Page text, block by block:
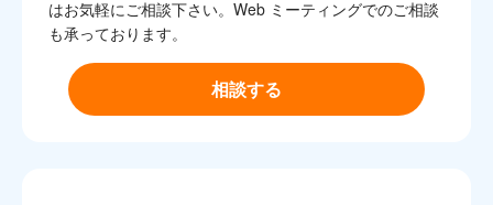
はお気軽にご相談下さい。Web ミーティングでのご相談
も承っております。
相談する